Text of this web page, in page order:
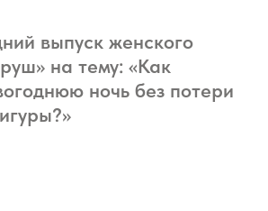
выпуск женского
на тему: «Как
ночь без потери